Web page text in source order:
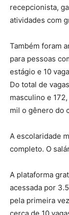
recepcionista,
atividades com
Também foram
para pessoas
estágio e 10
Do total de
masculino e
mil o gênero do
A escolaridade
completo. O
A plataforma
acessada por
pela primeira
cerca de 10